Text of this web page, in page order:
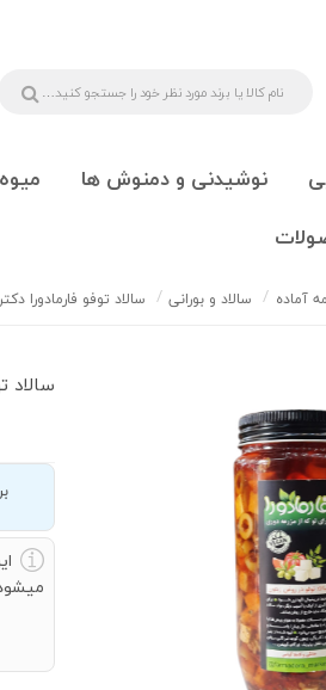
نوشیدنی و دمنوش ها
آماده سالاد و بورانی سالاد توفو فارمادورا دکتر پگی
سالاد